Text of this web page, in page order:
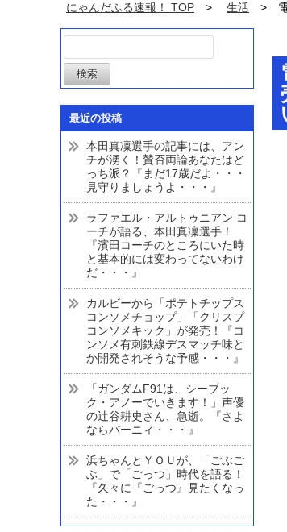
【画像】小倉ゆうか(元・小倉優香)、
【悲報】クロちゃん、とち狂ったツイ
にゃんだふる速報！ TOP 生活
最近の投稿
本田真凜選手の記事には、アン
チが湧く！賛否両論あなたはど
っち派？『まだ17歳だよ・・・
見守りましょうよ・・・』
ラファエル・アルトゥニアン コ
ーチが語る、本田真凜選手！
『濱田コーチのところにいた時
と基本的には変わってないわけ
だ・・・』
カルビーから「ポテトチップス
コンソメチョップ」「クリスプ
コンソメキック」が発売！『コ
ンソメ有刺鉄線デスマッチ味と
か開発されそうな予感・・・』
「ガンダムF91は、シーブッ
ク・アノーでいきます！」声優
の辻谷耕史さん、急逝。『さよ
ならバーニィ・・・』
浜ちゃんとＹＯＵが、「ごぶご
ぶ」で「ごっつ」時代を語る！
『久々に『ごっつ』見たくなっ
た・・・』